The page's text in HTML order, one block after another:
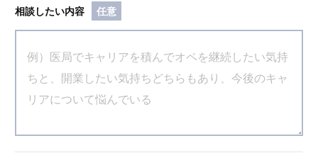
相談したい内容 任意